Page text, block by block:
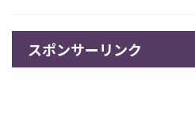
スポンサーリンク